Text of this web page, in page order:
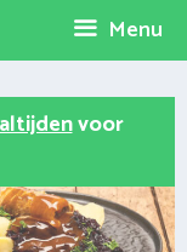
Menu
voor